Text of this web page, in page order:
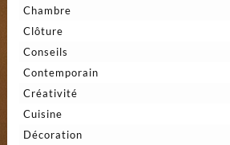
Chambre
Clôture
Conseils
Contemporain
Créativité
Cuisine
Décoration